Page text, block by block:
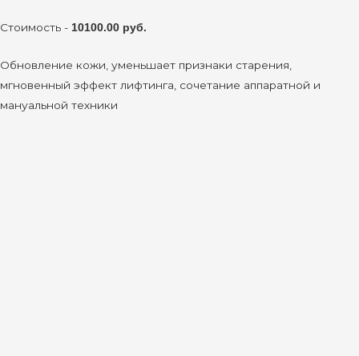
Стоимость - 10100.00 руб.
Обновление кожи, уменьшает признаки старения,
мгновенный эффект лифтинга, сочетание аппаратной и
мануальной техники